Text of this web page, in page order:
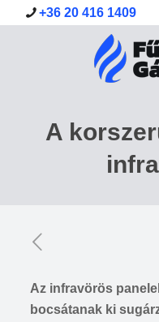
+36 20 416 1409
A
Az infravörös
bocsátanak ki